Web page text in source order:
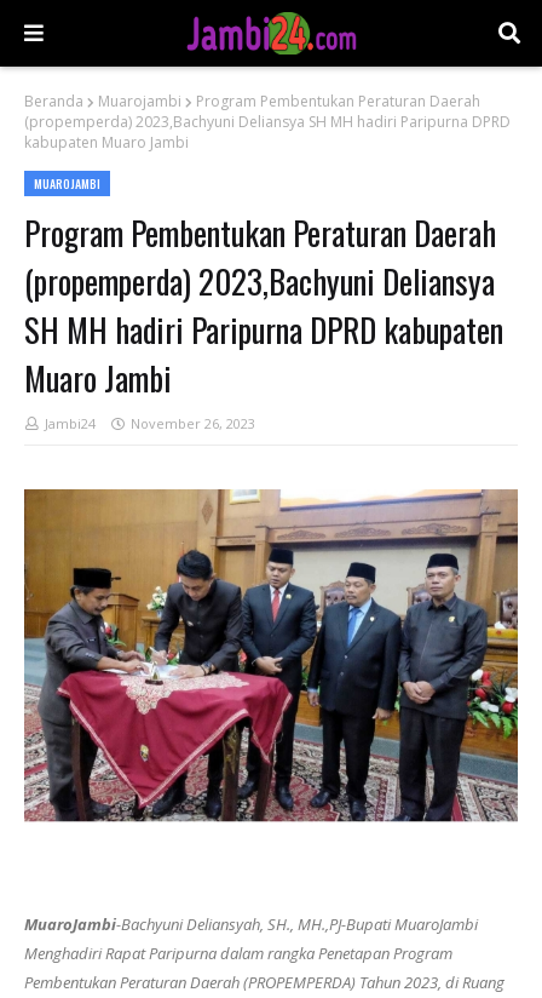
Beranda Muarojambi
Program Pembentukan Peraturan Daerah
(propemperda) 2023,Bachyuni Deliansya SH MH hadiri Paripurna DPRD
kabupaten Muaro Jambi
MUAROJAMBI
Program Pembentukan Peraturan Daerah
(propemperda) 2023,Bachyuni Deliansya
SH MH hadiri Paripurna DPRD kabupaten
Muaro Jambi
Jambi24 November 26, 2023
MuaroJambi-Bachyuni Deliansyah, SH., MH.,PJ-Bupati MuaroJambi
Menghadiri Rapat Paripurna dalam rangka Penetapan Program
Pembentukan Peraturan Daerah (PROPEMPERDA) Tahun 2023, di Ruang